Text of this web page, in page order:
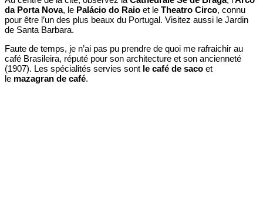
da Porta Nova, le Palácio do Raio et le Theatro Circo, connu
pour être l’un des plus beaux du Portugal. Visitez aussi le Jardin
de Santa Barbara.
Faute de temps, je n’ai pas pu prendre de quoi me rafraichir au
café Brasileira, réputé pour son architecture et son ancienneté
(1907). Les spécialités servies sont le café de saco et
le mazagran de café.